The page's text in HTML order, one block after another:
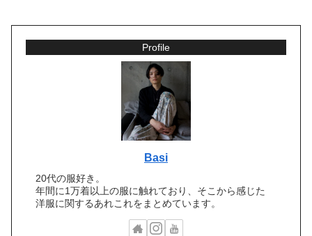
Profile
Basi
20代の服好き。
年間に1万着以上の服に触れており、そこから感じた
洋服に関するあれこれをまとめています。